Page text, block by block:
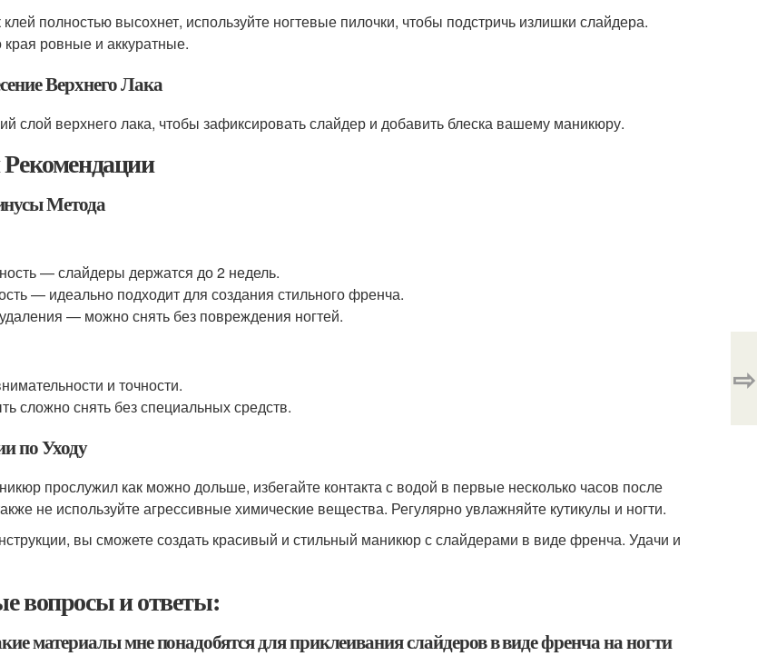
клей полностью высохнет, используйте ногтевые пилочки, чтобы подстричь излишки слайдера.
края ровные и аккуратные.
Верхнего Лака
слой верхнего лака, чтобы зафиксировать слайдер и добавить блеска вашему маникюру.
Метода
— слайдеры держатся до 2 недель.
— идеально подходит для создания стильного френча.
— можно снять без повреждения ногтей.
и точности.
сложно снять без специальных средств.
по Уходу
прослужил как можно дольше, избегайте контакта с водой в первые несколько часов после
не используйте агрессивные химические вещества. Регулярно увлажняйте кутикулы и ногти.
вы сможете создать красивый и стильный маникюр с слайдерами в виде френча. Удачи и
вопросы и ответы:
материалы мне понадобятся для приклеивания слайдеров в виде френча на ногти
⇨